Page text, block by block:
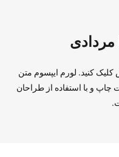
کلیک کنید. لورم ایپسوم متن
چاپ و با استفاده از طراحان